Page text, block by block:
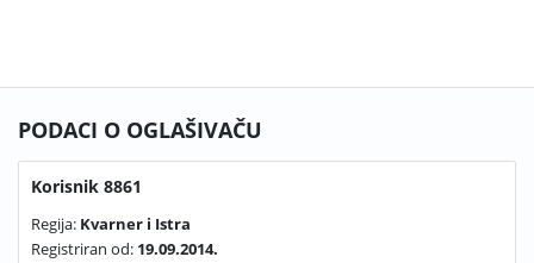
PODACI O OGLAŠIVAČU
Korisnik 8861
Regija: Kvarner i Istra
Registriran od: 19.09.2014.